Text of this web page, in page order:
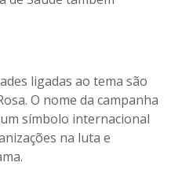
ligadas ao tema são
O nome da campanha
símbolo internacional
na luta e